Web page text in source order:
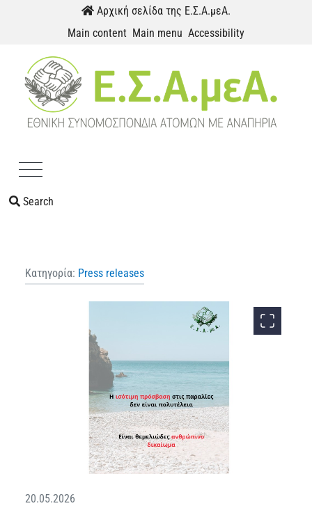
Αρχική σελίδα της Ε.Σ.Α.μεΑ.
Main content Main menu Accessibility
Search
Κατηγορία: Press releases
20.05.2026